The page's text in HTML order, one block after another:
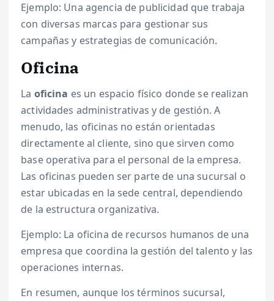
Ejemplo: Una agencia de publicidad que trabaja
con diversas marcas para gestionar sus
campañas y estrategias de comunicación.
Oficina
La oficina es un espacio físico donde se realizan
actividades administrativas y de gestión. A
menudo, las oficinas no están orientadas
directamente al cliente, sino que sirven como
base operativa para el personal de la empresa.
Las oficinas pueden ser parte de una sucursal o
estar ubicadas en la sede central, dependiendo
de la estructura organizativa.
Ejemplo: La oficina de recursos humanos de una
empresa que coordina la gestión del talento y las
operaciones internas.
En resumen, aunque los términos sucursal,